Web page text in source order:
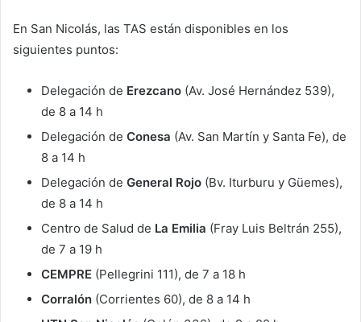
En San Nicolás, las TAS están disponibles en los
siguientes puntos:
Delegación de Erezcano (Av. José Hernández 539),
de 8 a 14 h
Delegación de Conesa (Av. San Martín y Santa Fe), de
8 a 14 h
Delegación de General Rojo (Bv. Iturburu y Güemes),
de 8 a 14 h
Centro de Salud de La Emilia (Fray Luis Beltrán 255),
de 7 a 19 h
CEMPRE (Pellegrini 111), de 7 a 18 h
Corralón (Corrientes 60), de 8 a 14 h